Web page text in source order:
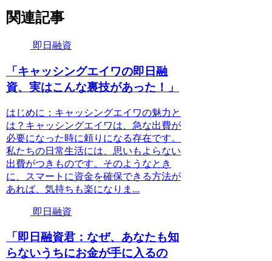
関連記事
即日融資
「キャッシングエイワの即日融
資、実はこんな裏技があった！」
はじめに：キャッシングエイワの魅力と
は？キャッシングエイワは、急な出費が
必要になった時に頼りになる存在です。
私たちの日常生活には、思いもよらない
出費がつきものです。そのようなとき
に、スマートに資金を確保できる方法が
あれば、気持ちも楽になりま...
即日融資
「即日融資君：なぜ、あなたも知
らないうちにお金が手に入るの